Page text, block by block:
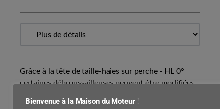
Grâce à la tête de taille-haies sur perche - HL 0°
certaines débroussailleuses peuvent être modifiées
Bienvenue à la Maison du Moteur !